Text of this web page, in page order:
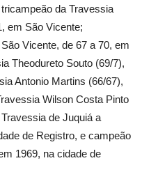
da Travessia
em São Vicente;
Vicente, de 67 a 70, em
Theodureto Souto (69/7),
Antonio Martins (66/67),
Wilson Costa Pinto
de Juquiá a
de Registro, e campeão
1969, na cidade de